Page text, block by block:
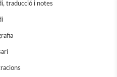
traducció i notes